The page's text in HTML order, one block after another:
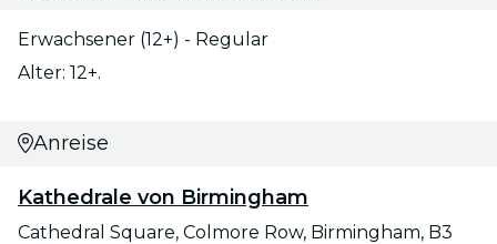
Erwachsener (12+) - Regular
Alter: 12+.
Anreise
Kathedrale von Birmingham
Cathedral Square, Colmore Row, Birmingham, B3